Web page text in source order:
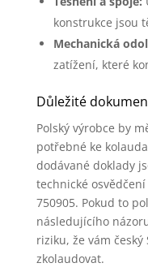
konstrukce jsou
Mechanická
zatížení, které
Důležité
Polský výrobce by
potřebné ke
dodávané doklady
technické
750905. Pokud to
následujícího
riziku, že vám
zkolaudovat.